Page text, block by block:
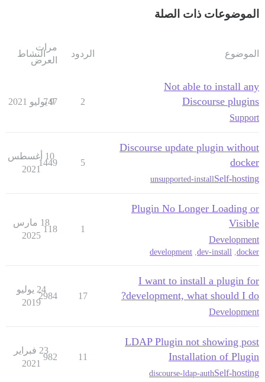
الموضوعات ذات الصلة
الموضوع الردود
مرات
العرض
النشاط
Not able to install any
Discourse plugins
Support
2
747
9 يوليو 2021
Discourse update plugin without
docker
Self-hosting
unsupported-install
5
1449
10 أغسطس
2021
Plugin No Longer Loading or
Visible
Development
docker
,
dev-install
,
development
1
118
18 مارس
2025
I want to install a plugin for
development, what should I do?
Development
17
2984
24 يوليو
2019
LDAP Plugin not showing post
Installation of Plugin
Self-hosting
discourse-ldap-auth
11
982
23 فبراير
2021